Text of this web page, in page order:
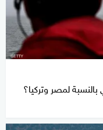
لمصر وتركيا؟